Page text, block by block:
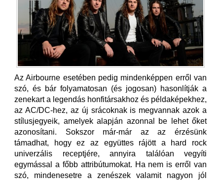
Az Airbourne esetében pedig mindenképpen erről van
szó, és bár folyamatosan (és jogosan) hasonlítják a
zenekart a legendás honfitársakhoz és példaképekhez,
az AC/DC-hez, az új srácoknak is megvannak azok a
stílusjegyeik, amelyek alapján azonnal be lehet őket
azonosítani. Sokszor már-már az az érzésünk
támadhat, hogy ez az együttes rájött a hard rock
univerzális receptjére, annyira találóan vegyíti
egymással a főbb attribútumokat. Ha nem is erről van
szó, mindenesetre a zenészek valamit nagyon jól